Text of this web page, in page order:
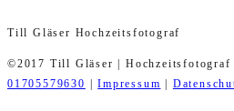
Till Gläser Hochzeitsfotograf
©2017 Till Gläser | Hochzeitsfotograf
01705579630
|Impressum